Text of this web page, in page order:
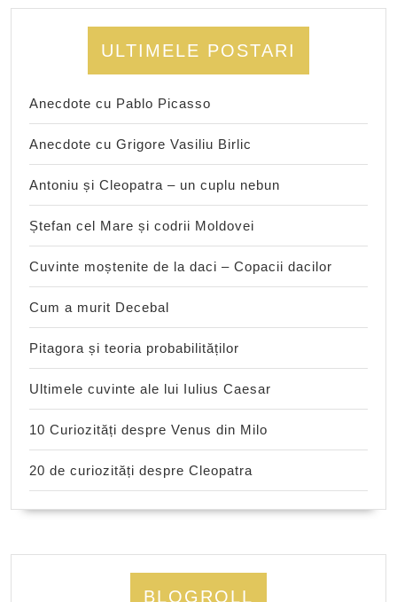
ULTIMELE POSTARI
Anecdote cu Pablo Picasso
Anecdote cu Grigore Vasiliu Birlic
Antoniu și Cleopatra – un cuplu nebun
Ștefan cel Mare și codrii Moldovei
Cuvinte moștenite de la daci – Copacii dacilor
Cum a murit Decebal
Pitagora și teoria probabilităților
Ultimele cuvinte ale lui Iulius Caesar
10 Curiozități despre Venus din Milo
20 de curiozități despre Cleopatra
BLOGROLL